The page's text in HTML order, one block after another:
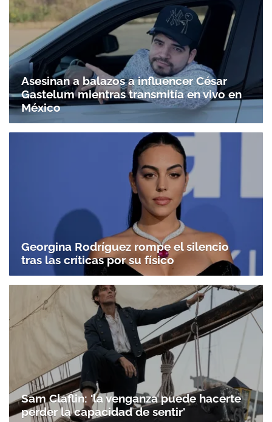
Asesinan a balazos a influencer César
Gastelum mientras transmitía en vivo en
México
Georgina Rodríguez rompe el silencio
tras las críticas por su físico
Sam Claflin: 'la venganza puede hacerte
perder la capacidad de sentir'